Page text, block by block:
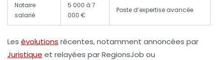
Notaire
salarié
5 000 à 7
000 €
Poste d’expertise avancée
Les évolutions récentes, notamment annoncées par
Juristique et relayées par RegionsJob ou